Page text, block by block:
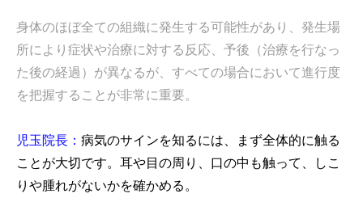
身体のほぼ全ての組織に発生する可能性があり、発生場
所により症状や治療に対する反応、予後（治療を行なっ
た後の経過）が異なるが、すべての場合において進行度
を把握することが非常に重要。
児玉院長： 病気のサインを知るには、まず全体的に触る
ことが大切です。耳や目の周り、口の中も触って、しこ
りや腫れがないかを確かめる。